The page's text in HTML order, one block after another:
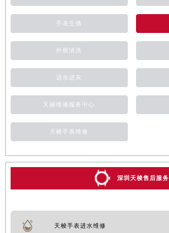
手表生锈
外观清洗
进水进灰
天梭维修服务中心
天梭手表维修
深圳天梭售后服务
天梭手表进水维修